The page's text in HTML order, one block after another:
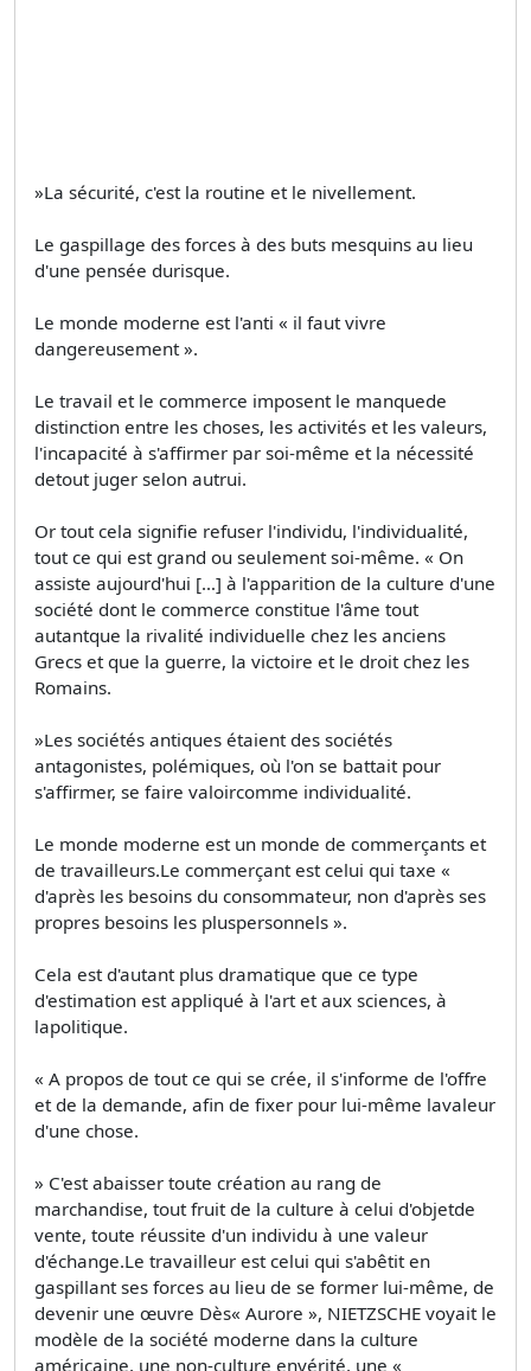
»La sécurité, c'est la routine et le nivellement.
Le gaspillage des forces à des buts mesquins au lieu
d'une pensée durisque.
Le monde moderne est l'anti « il faut vivre
dangereusement ».
Le travail et le commerce imposent le manquede
distinction entre les choses, les activités et les valeurs,
l'incapacité à s'affirmer par soi-même et la nécessité
detout juger selon autrui.
Or tout cela signifie refuser l'individu, l'individualité,
tout ce qui est grand ou seulement soi-même. « On
assiste aujourd'hui […] à l'apparition de la culture d'une
société dont le commerce constitue l'âme tout
autantque la rivalité individuelle chez les anciens
Grecs et que la guerre, la victoire et le droit chez les
Romains.
»Les sociétés antiques étaient des sociétés
antagonistes, polémiques, où l'on se battait pour
s'affirmer, se faire valoircomme individualité.
Le monde moderne est un monde de commerçants et
de travailleurs.Le commerçant est celui qui taxe «
d'après les besoins du consommateur, non d'après ses
propres besoins les pluspersonnels ».
Cela est d'autant plus dramatique que ce type
d'estimation est appliqué à l'art et aux sciences, à
lapolitique.
« A propos de tout ce qui se crée, il s'informe de l'offre
et de la demande, afin de fixer pour lui-même lavaleur
d'une chose.
» C'est abaisser toute création au rang de
marchandise, tout fruit de la culture à celui d'objetde
vente, toute réussite d'un individu à une valeur
d'échange.Le travailleur est celui qui s'abêtit en
gaspillant ses forces au lieu de se former lui-même, de
devenir une œuvre Dès« Aurore », NIETZSCHE voyait le
modèle de la société moderne dans la culture
américaine, une non-culture envérité, une «